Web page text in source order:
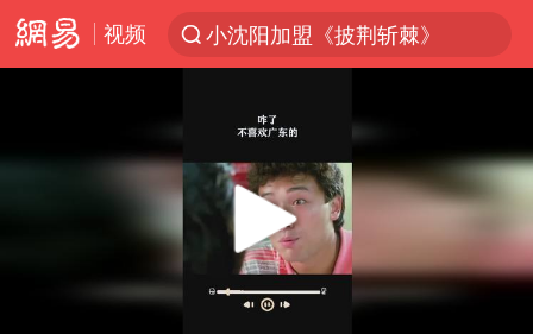
视频
小沈阳加盟《披荆斩棘》
白海豚雨量超越利奇马、巴威
人形机器人第一股
上海地铁4条线路全线停运
宇树申购 中一签有望赚20万元
4.2平卫生间补漏注胶花1.55万